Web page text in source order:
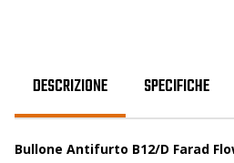
DESCRIZIONE SPECIFICHE
Bullone Antifurto B12/D Farad